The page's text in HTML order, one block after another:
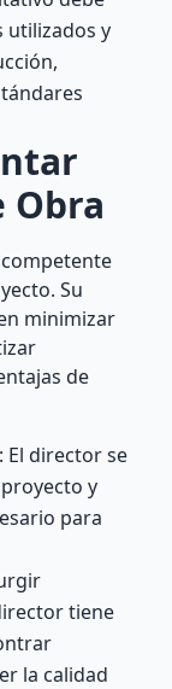
utilizados y
Obra
Su
minimizar
de
El director se
y
para
tiene
la calidad